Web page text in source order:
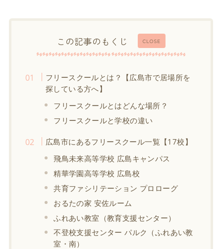
CLOSE
この記事のもくじ
フリースクールとは？【広島市で居場所を
探している方へ】
フリースクールとはどんな場所？
フリースクールと学校の違い
広島市にあるフリースクール一覧【17校】
飛鳥未来高等学校 広島キャンパス
精華学園高等学校 広島校
共育ファシリテーション プロローグ
おるたの家 安佐ルーム
ふれあい教室（教育支援センター）
不登校支援センター パルク（ふれあい教
室・南）